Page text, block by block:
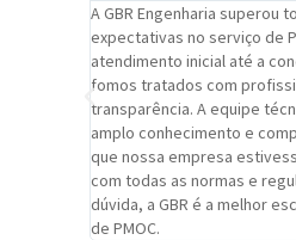
A GBR Engenharia superou
expectativas no serviço de
atendimento inicial até a
fomos tratados com
transparência. A equipe
amplo conhecimento e
que nossa empresa
com todas as normas e
dúvida, a GBR é a melhor
de PMOC.